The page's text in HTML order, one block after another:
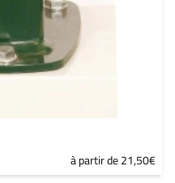
à partir de 21,50€